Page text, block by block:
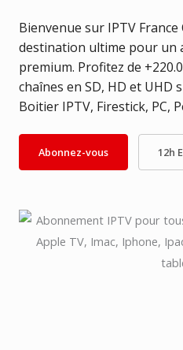
Bienvenue sur IPTV
destination ultime pour un
premium. Profitez de
chaînes en SD, HD et UHD
Boitier IPTV, Firestick, PC,
Abonnez-vous 12h